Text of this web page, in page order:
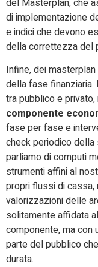
di implementazione
e indici che devono
della correttezza del
Infine, dei
della fase
tra pubblico e
componente
fase per fase e
check periodico
parliamo di computi
strumenti affini al
propri flussi di cassa,
valorizzazioni delle
solitamente affidata
componente, ma con
parte del pubblico
durata.